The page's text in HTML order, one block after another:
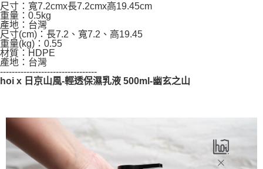
尺寸：寬7.2cmx長7.2cmx高19.45cm
重量：0.5kg
產地：台灣
尺寸(cm)：長7.2、寬7.2、高19.45
重量(kg)：0.55
材質：HDPE
產地：台灣
---------------------------------
hoi x 日京山風-輕透保濕乳液 500ml-幽玄之山